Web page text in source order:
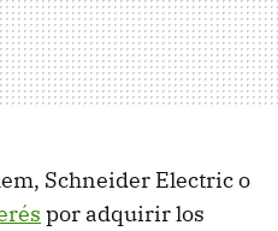
Schneider Electric o
por adquirir los